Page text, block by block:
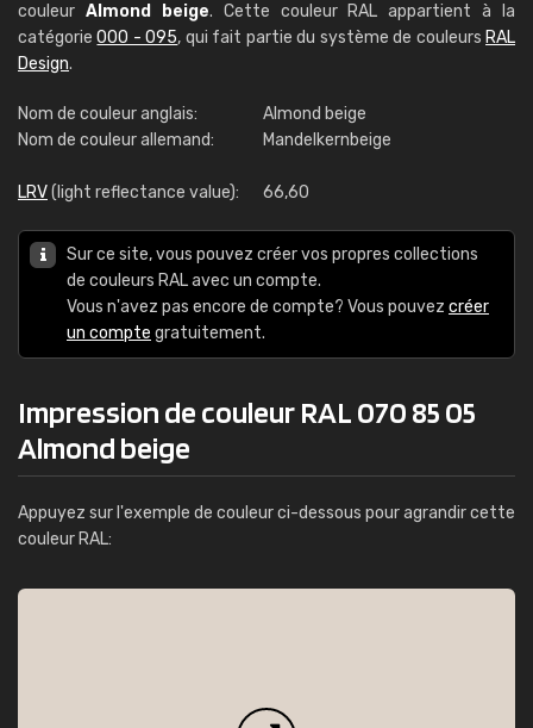
couleur Almond beige. Cette couleur RAL appartient à la
catégorie000 - 095, qui fait partie du système de couleurs RAL
Design.
Nom de couleur anglais:
Almond beige
Nom de couleur allemand:
Mandelkernbeige
LRV(light reflectance value): 66,60
Sur ce site, vous pouvez créer vos propres collections
de couleurs RAL avec un compte.
Vous n'avez pas encore de compte? Vous pouvez créer
un compte gratuitement.
Impression de couleur RAL 070 85 05
Almond beige
Appuyez sur l'exemple de couleur ci-dessous pour agrandir cette
couleur RAL: